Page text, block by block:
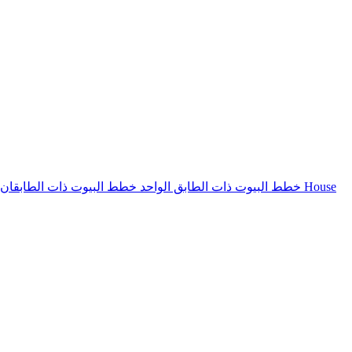
خطط البيوت ذات الطابق الواحد خطط البيوت ذات الطابقان
House